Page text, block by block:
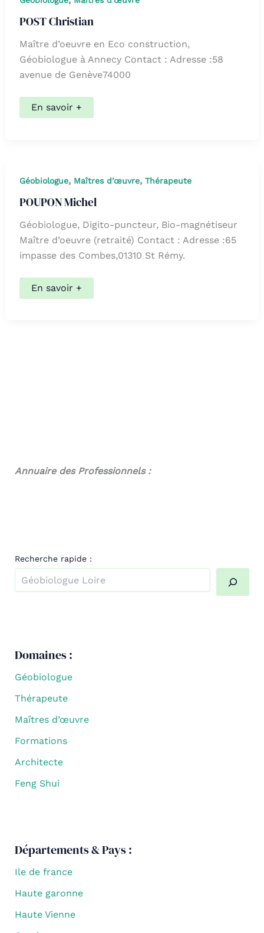
Annuaire des Professionnels :
Recherche rapide :
Domaines :
Géobiologue
Thérapeute
Maîtres d’œuvre
Formations
Architecte
Feng Shui
Départements & Pays :
Ile de france
Haute garonne
Haute Vienne
POST Christian
Maître d’oeuvre en Eco construction,
Géobiologue à Annecy Contact : Adresse :58
avenue de Genève74000
POST
Christian
En savoir +
Géobiologue, Maîtres d’œuvre, Thérapeute
POUPON Michel
Géobiologue, Digito-puncteur, Bio-magnétiseur
Maître d’oeuvre (retraité) Contact : Adresse :65
impasse des Combes,01310 St Rémy.
POUPON
Michel
En savoir +